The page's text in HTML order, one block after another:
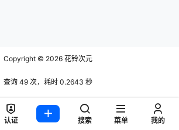
Copyright © 2026 花铃次元
查询 49 次，耗时 0.2643 秒
认证 搜索 菜单 我的